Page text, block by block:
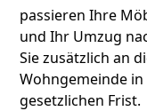
passieren Ihre
und Ihr Umzug
Sie zusätzlich an
Wohngemeinde
gesetzlichen Frist.